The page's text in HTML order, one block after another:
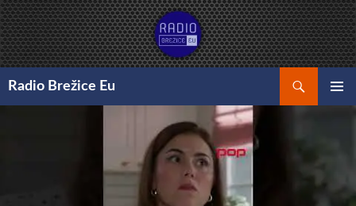
Preskoči
na
vsebino
Radio Brežice Eu